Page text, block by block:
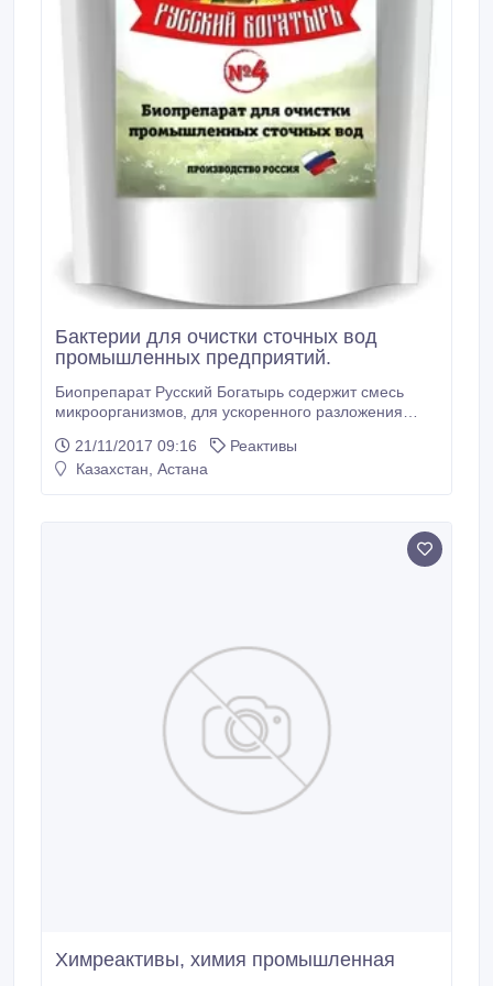
древесина не горит); -при очистке воды, в
производстве антифризов; -при производстве
битумной дорожной эмульсии; -в текстильной
промышленности; -в медицине; -фотографии;
-текстильной; -пищевой; -в производстве
пенопласта; -нефтяной; -стекольной ;
-керамической промышленности.
Бактерии для очистки сточных вод
промышленных предприятий.
Биопрепарат Русский Богатырь содержит смесь
микроорганизмов, для ускоренного разложения
животных и растительных жиров, белков, крахмала,
Снижает БПК, ХПК, ВВ, ПАВ в стоках. Улучшает
21/11/2017 09:16
Реактивы
Казахстан, Астана
Химреактивы, химия промышленная